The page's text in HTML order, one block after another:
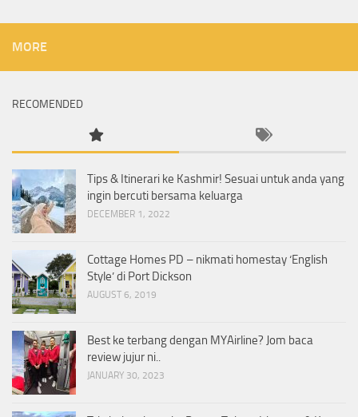
MORE
RECOMENDED
Tips & Itinerari ke Kashmir! Sesuai untuk anda yang
ingin bercuti bersama keluarga
DECEMBER 1, 2022
Cottage Homes PD – nikmati homestay ‘English
Style’ di Port Dickson
AUGUST 6, 2019
Best ke terbang dengan MYAirline? Jom baca
review jujur ni..
JANUARY 30, 2023